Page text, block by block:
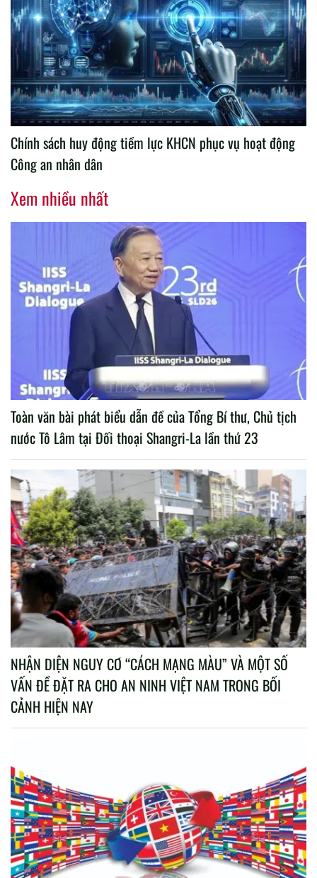
Chính sách huy động tiềm lực KHCN phục vụ hoạt động
Công an nhân dân
Xem nhiều nhất
Toàn văn bài phát biểu dẫn đề của Tổng Bí thư, Chủ tịch
nước Tô Lâm tại Đối thoại Shangri-La lần thứ 23
NHẬN DIỆN NGUY CƠ “CÁCH MẠNG MÀU” VÀ MỘT SỐ
VẤN ĐỀ ĐẶT RA CHO AN NINH VIỆT NAM TRONG BỐI
CẢNH HIỆN NAY